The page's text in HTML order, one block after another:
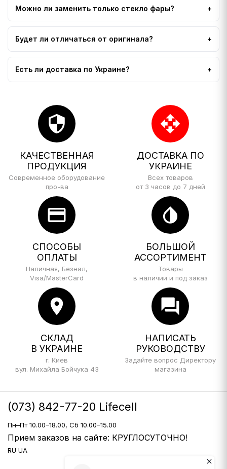
Можно ли заменить только стекло фары?
Будет ли отличаться от оригинала?
Есть ли доставка по Украине?
security
КАЧЕСТВЕННАЯ
ПРОДУКЦИЯ
Современное оборудование
про-ва
open_with
ДОСТАВКА ПО
УКРАИНЕ
Всех товаров
от 3 часов до 7 дней
credit_card
СПОСОБЫ
ОПЛАТЫ
Наличная, Безнал,
Visa/MasterCard
invert_colors
БОЛЬШОЙ
АССОРТИМЕНТ
Товары
в наличии и под заказ
location_on
СКЛАД
В УКРАИНЕ
г. Киев
вул. Михайла Бойчука 43
forum
НАПИСАТЬ
РУКОВОДСТВУ
Задайте вопрос Директору
магазина
(073) 842-77-20 Lifecell
Пн–Пт 10.00–18.00, Сб 10.00–15.00
Прием заказов на сайте: КРУГЛОСУТОЧНО!
RU UA